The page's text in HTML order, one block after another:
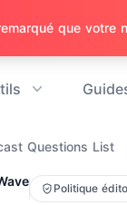
Questions List
Politique